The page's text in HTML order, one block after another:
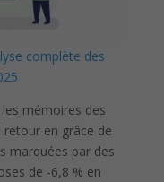
complète des
les mémoires des
en grâce de
marquées par des
de -6,8 % en